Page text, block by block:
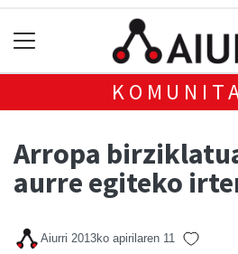
Arropa
aurre egiteko
Aiurri 2013ko apirilaren 11